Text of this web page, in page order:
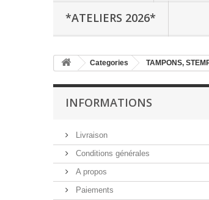
*ATELIERS 2026*
Categories TAMPONS,
INFORMATIONS
Livraison
Conditions générales
A propos
Paiements